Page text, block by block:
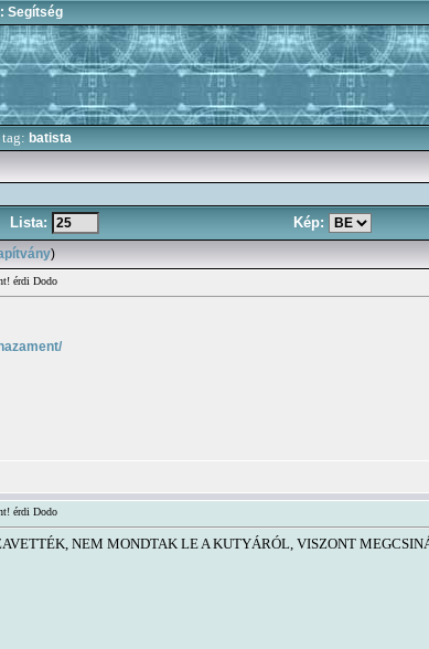
Segítség
batista
Lista: Kép:
)
érdi Dodo
érdi Dodo
NEM MONDTAK LE A KUTYÁRÓL, VISZONT